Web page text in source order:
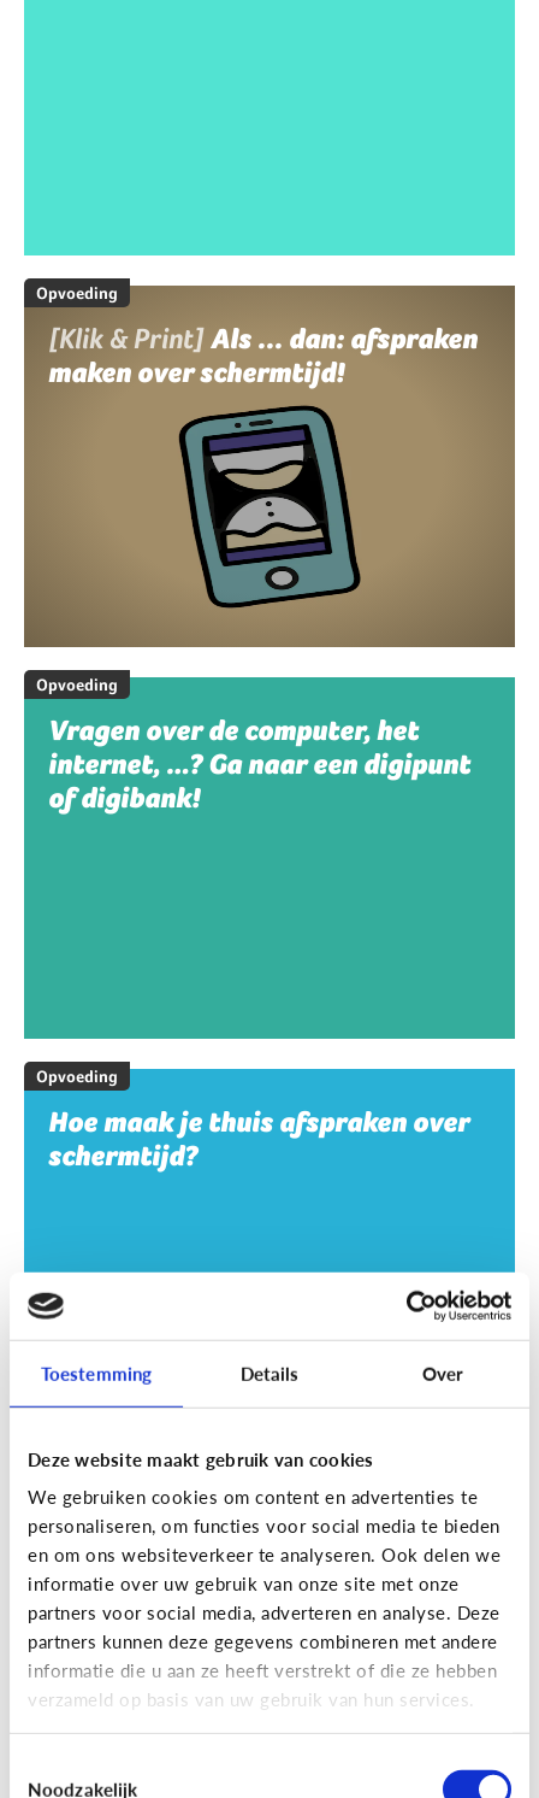
Toestemming Details Over
Deze website maakt gebruik van cookies
We gebruiken cookies om content en advertenties te
personaliseren, om functies voor social media te bieden
en om ons websiteverkeer te analyseren. Ook delen we
informatie over uw gebruik van onze site met onze
partners voor social media, adverteren en analyse. Deze
partners kunnen deze gegevens combineren met andere
informatie die u aan ze heeft verstrekt of die ze hebben
verzameld op basis van uw gebruik van hun services.
Noodzakelijk
Opvoeding
[Klik & Print]Als ... dan: afspraken
maken over schermtijd!
Opvoeding
Vragen over de computer, het
internet, …? Ga naar een digipunt
of digibank!
Opvoeding
Hoe maak je thuis afspraken over
schermtijd?
Opvoeding
Vanaf welke leeftijd mag mijn kind
naar een scherm kijken?